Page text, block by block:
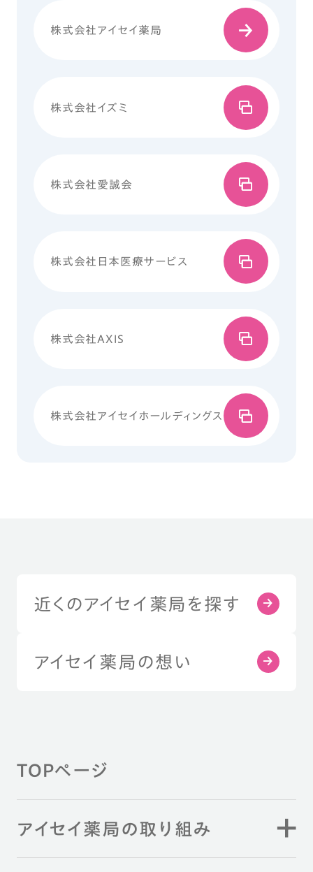
株式会社アイセイ薬局
株式会社イズミ
株式会社愛誠会
株式会社日本医療サービス
株式会社AXIS
株式会社アイセイホールディングス
近くのアイセイ薬局を探す
アイセイ薬局の想い
TOPページ
アイセイ薬局の取り組み